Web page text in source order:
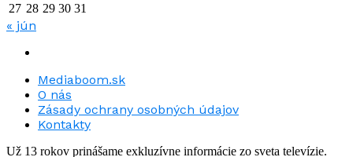
27 28 29 30 31
« jún
Mediaboom.sk
O nás
Zásady ochrany osobných údajov
Kontakty
Už 13 rokov prinášame exkluzívne informácie zo sveta televízie.